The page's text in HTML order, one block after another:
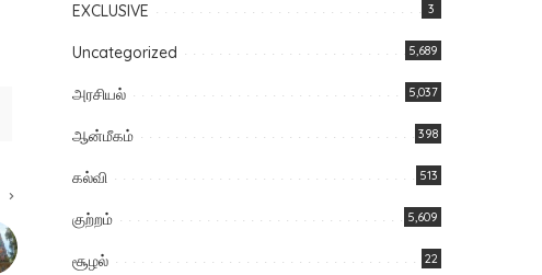
EXCLUSIVE 3
Uncategorized 5,689
அரசியல் 5,037
ஆன்மீகம் 398
கல்வி 513
குற்றம் 5,609
சூழல் 22